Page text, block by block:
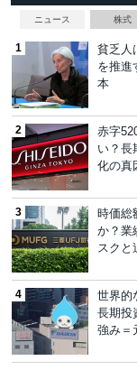
ニュース 株式
貧乏人
を推進
本
赤字
い？長
化の真
時価総
か？業
スクと
世界的
長期投
強み＝